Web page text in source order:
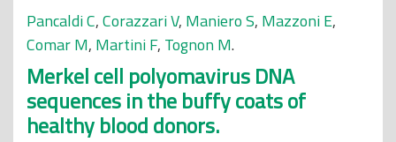
Pancaldi C,Corazzari V, Maniero S, Mazzoni E,
Comar M, Martini F, Tognon M.
Merkel cell polyomavirus DNA
sequences in the buffy coats of
healthy blood donors.